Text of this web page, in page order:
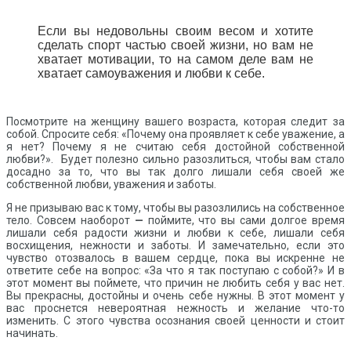
Если вы недовольны своим весом и хотите
сделать спорт частью своей жизни, но вам не
хватает мотивации, то на самом деле вам не
хватает самоуважения и любви к себе.
Посмотрите на женщину вашего возраста, которая следит за
собой. Спросите себя: «Почему она проявляет к себе уважение, а
я нет? Почему я не считаю себя достойной собственной
любви?». Будет полезно сильно разозлиться, чтобы вам стало
досадно за то, что вы так долго лишали себя своей же
собственной любви, уважения и заботы.
Я не призываю вас к тому, чтобы вы разозлились на собственное
тело. Совсем наоборот — поймите, что вы сами долгое время
лишали себя радости жизни и любви к себе, лишали себя
восхищения, нежности и заботы. И замечательно, если это
чувство отозвалось в вашем сердце, пока вы искренне не
ответите себе на вопрос: «За что я так поступаю с собой?» И в
этот момент вы поймете, что причин не любить себя у вас нет.
Вы прекрасны, достойны и очень себе нужны. В этот момент у
вас проснется невероятная нежность и желание что-то
изменить. С этого чувства осознания своей ценности и стоит
начинать.